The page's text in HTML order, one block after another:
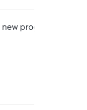
program